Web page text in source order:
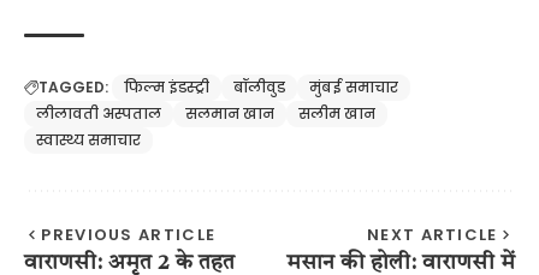
TAGGED: फिल्म इंडस्ट्री बॉलीवुड
मुंबई समाचार
लीलावती अस्पताल
सलमान खान
सलीम खान
स्वास्थ्य समाचार
PREVIOUS ARTICLE
वाराणसी: अमृत 2 के तहत
NEXT ARTICLE
मसान की होली: वाराणसी में